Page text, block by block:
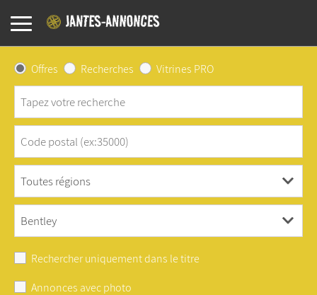
Offres Recherches Vitrines PRO
Rechercher uniquement dans le titre
Annonces avec photo